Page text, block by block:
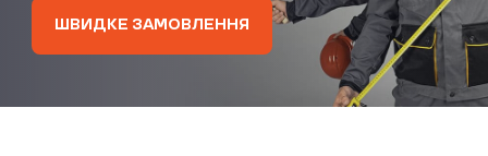
ШВИДКЕ ЗАМОВЛЕННЯ